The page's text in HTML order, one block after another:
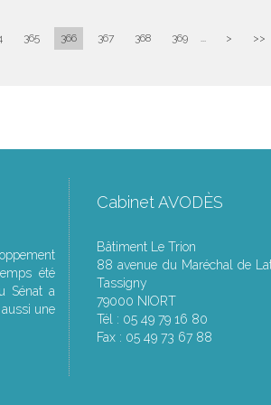
365 366 367 368 369 ... > >>
été
Sénat a
une
Cabinet AVODÈS
Bâtiment Le Trion
88 avenue du Maréchal de
Tassigny
79000 NIORT
Tél : 05 49 79 16 80
Fax : 05 49 73 67 88